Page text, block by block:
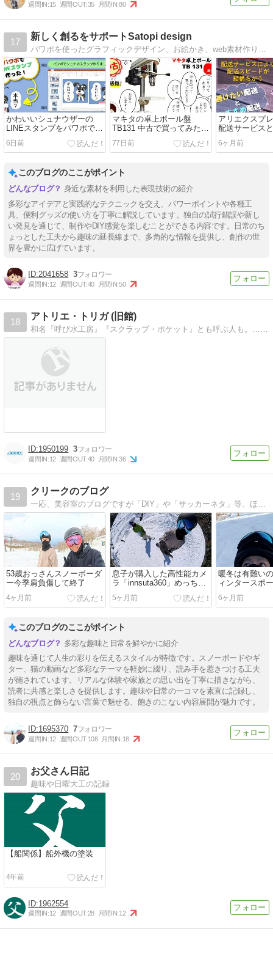
週間IN:15 週間OUT:35 月間IN:80
17
新しく創るをサポートSatopi design
パワポを使ったグラフィックデザイン、お絵かき、web素材作り、木工、手芸まで含めたDIY、ひとり起業・副業など、新しく創るをサポートします。
かわいいシュナウザーの
LINEスタンプをパワポで作
ってみました！作り方公
開！
6日前
マキタの卓上ボール盤
TB131 中古で買ってみた！
バリ有無、芯ブレ等いろい
ろ紹介します！
77日前
アリエクスプ
配送サービス
送サービス
6ヶ月前
このブログのここがポイント
身近な素材を利用した表現技術の紹介
多彩なアイデアと実践的なテクニックを交え、パワーポイントや各種工
具、便利グッズの使い方を丁寧に解説しています。独自の試行錯誤や新し
い発見を通じて、制作やDIY感覚を楽しむことができる内容です。日常のち
ょっとした工夫から趣味の延長線まで、多角的な情報を提供し、創作の世
界を豊かに広げています。
2041658 3
週間IN:12 週間OUT:40 月間IN:50
18
アトリエ・トリガ (旧館)
和名『呼び水工房』『スクラップ・ポケット』とも呼ぶ人も。…鉄屑が詰まった小袋みたいだから。私が日々思いついた事や、実践した事などを、無造作に陳列していくつもり…
1950199 3
週間IN:12 週間OUT:40 月間IN:36
19
クリークのブログ
一応、美容室のブログですが「DIY」や「サッカーネタ」等、ほとんど趣味のブログ化しています。でも、意外と役に立つ情報もあるかもよ。
53歳おっさんスノーボーダ
ー今季肩負傷して終了
4ヶ月前
息子が購入した高性能カメ
ラ「innsuta360」めっちゃ
凄い！
5ヶ月前
暖冬は有難い
ィンタースポ
6ヶ月前
このブログのここがポイント
多彩な趣味と日常を鮮やかに紹介
趣味を通じて人生の彩りを伝えるスタイルが特徴です。スノーボードやギ
ター、猫の動画など多彩なテーマを軽妙に綴り、読み手を惹きつける工夫
が施されています。リアルな体験や家族との思い出を丁寧に描きながら、
読者に共感と楽しさを提供します。趣味や日常の一コマを素直に記録し、
独自の視点と飾らない言葉で魅せる、飽きのこない内容展開が魅力です。
1695370 7
週間IN:12 週間OUT:108 月間IN:18
20
お父さん日記
趣味や日曜大工の記録
【船関係】船外機の塗装
4年前
1962554
週間IN:12 週間OUT:28 月間IN:12